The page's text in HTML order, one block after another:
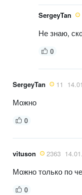
SergeyTan
Не знаю,
0
SergeyTan 11
Можно
0
vituson 2363
Можно только по
0